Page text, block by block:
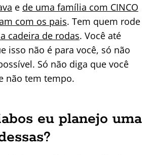
e de uma família com CINCO
com os pais. Tem quem rode
cadeira de rodas. Você até
isso não é para você, só não
Só não diga que você
não tem tempo.
eu planejo uma